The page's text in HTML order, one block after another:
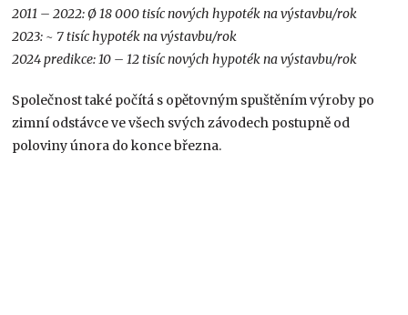
2011 – 2022: Ø 18 000 tisíc nových hypoték na výstavbu/rok
2023: ~ 7 tisíc hypoték na výstavbu/rok
2024 predikce: 10 – 12 tisíc nových hypoték na výstavbu/rok
Společnost také počítá s opětovným spuštěním výroby po
zimní odstávce ve všech svých závodech postupně od
poloviny února do konce března.